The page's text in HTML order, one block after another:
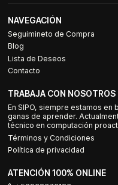
NAVEGACIÓN
Seguimineto de Compra
Blog
Lista de Deseos
Contacto
TRABAJA CON NOSOTROS
En SIPO, siempre estamos
ganas de aprender.
técnico en computación
Términos y Condiciones
Política de privacidad
ATENCIÓN 100% ONLINE